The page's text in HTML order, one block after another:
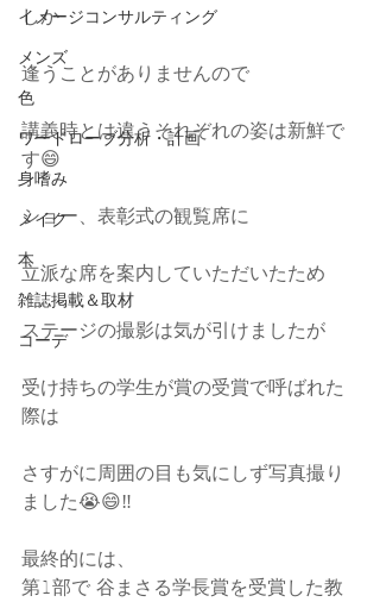
イメージコンサルティング
メンズ
色
ワードローブ分析・計画
身嗜み
メイク
本
雑誌掲載＆取材
コーデ
しか
逢うことがありませんので
講義時とは違うそれぞれの姿は新鮮で
す😄
ショー、表彰式の観覧席に
立派な席を案内していただいたため
ステージの撮影は気が引けましたが
受け持ちの学生が賞の受賞で呼ばれた
際は
さすがに周囲の目も気にしず写真撮り
ました😭😄‼︎
最終的には、
第1部で 谷まさる学長賞を受賞した教